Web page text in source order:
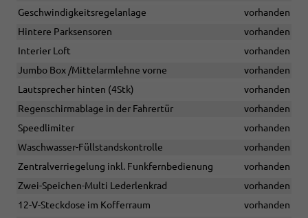
Geschwindigkeitsregelanlage
vorhanden
Hintere Parksensoren
vorhanden
Interier Loft
vorhanden
Jumbo Box /Mittelarmlehne vorne
vorhanden
Lautsprecher hinten (4Stk)
vorhanden
Regenschirmablage in der Fahrertür
vorhanden
Speedlimiter
vorhanden
Waschwasser-Füllstandskontrolle
vorhanden
Zentralverriegelung inkl. Funkfernbedienung
vorhanden
Zwei-Speichen-Multi Lederlenkrad
vorhanden
12-V-Steckdose im Kofferraum
vorhanden